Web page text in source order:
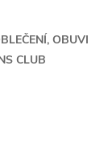
OBUVI
CLUB